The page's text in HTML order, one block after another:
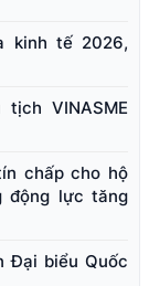
kinh tế 2026,
VINASME
chấp cho hộ
động lực tăng
Đại biểu Quốc